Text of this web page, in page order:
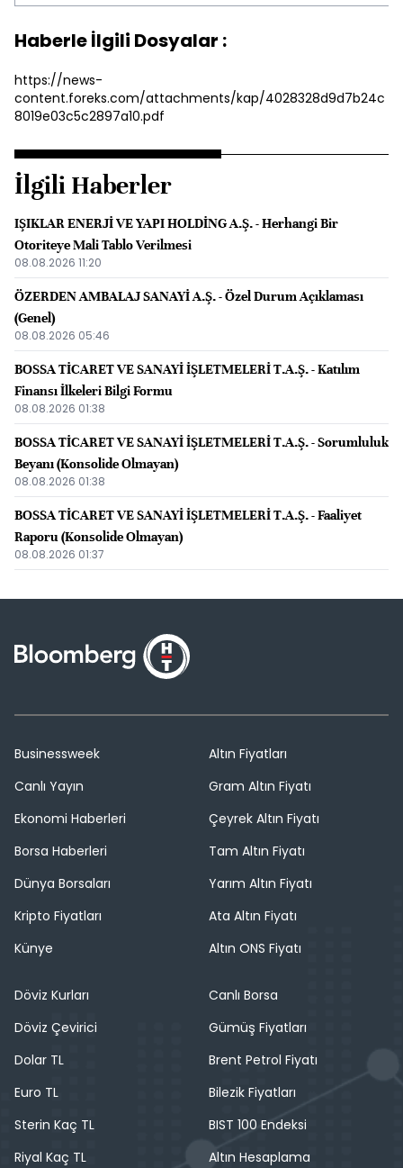
Haberle İlgili Dosyalar :
https://news-
content.foreks.com/attachments/kap/4028328d9d7b24c
8019e03c5c2897a10.pdf
İlgili Haberler
IŞIKLAR ENERJİ VE YAPI HOLDİNG A.Ş. - Herhangi Bir
Otoriteye Mali Tablo Verilmesi
08.08.2026 11:20
ÖZERDEN AMBALAJ SANAYİ A.Ş. - Özel Durum Açıklaması
(Genel)
08.08.2026 05:46
BOSSA TİCARET VE SANAYİ İŞLETMELERİ T.A.Ş. - Katılım
Finansı İlkeleri Bilgi Formu
08.08.2026 01:38
BOSSA TİCARET VE SANAYİ İŞLETMELERİ T.A.Ş. - Sorumluluk
Beyanı (Konsolide Olmayan)
08.08.2026 01:38
BOSSA TİCARET VE SANAYİ İŞLETMELERİ T.A.Ş. - Faaliyet
Raporu (Konsolide Olmayan)
08.08.2026 01:37
Businessweek
Canlı Yayın
Ekonomi Haberleri
Borsa Haberleri
Dünya Borsaları
Kripto Fiyatları
Künye
Altın Fiyatları
Gram Altın Fiyatı
Çeyrek Altın Fiyatı
Tam Altın Fiyatı
Yarım Altın Fiyatı
Ata Altın Fiyatı
Altın ONS Fiyatı
Döviz Kurları
Döviz Çevirici
Dolar TL
Euro TL
Sterin Kaç TL
Riyal Kaç TL
Canlı Borsa
Gümüş Fiyatları
Brent Petrol Fiyatı
Bilezik Fiyatları
BIST 100 Endeksi
Altın Hesaplama